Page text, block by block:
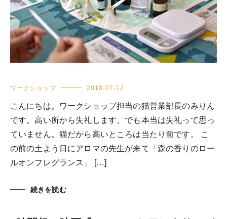
ワークショップ 2018-07-12
こんにちは。ワークショップ担当の猫営業部長のみりん
です。高い所から失礼します。でも本当は失礼って思っ
ていません。猫だから高いところは当たり前です。 こ
の前の土よう日にアロマの先生が来て「森の香りのロー
ルオンフレグランス」 […]
続きを読む